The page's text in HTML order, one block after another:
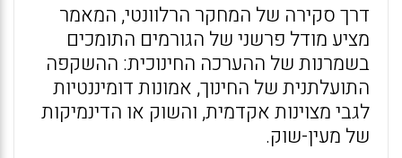
דרך סקירה של המחקר הרלוונטי, המאמר
מציע מודל פרשני של הגורמים התומכים
בשמרנות של ההערכה החינוכית: ההשקפה
התועלתנית של החינוך, אמונות דומיננטיות
לגבי מצוינות אקדמית, והשוק או הדינמיקות
של מעין-שוק.